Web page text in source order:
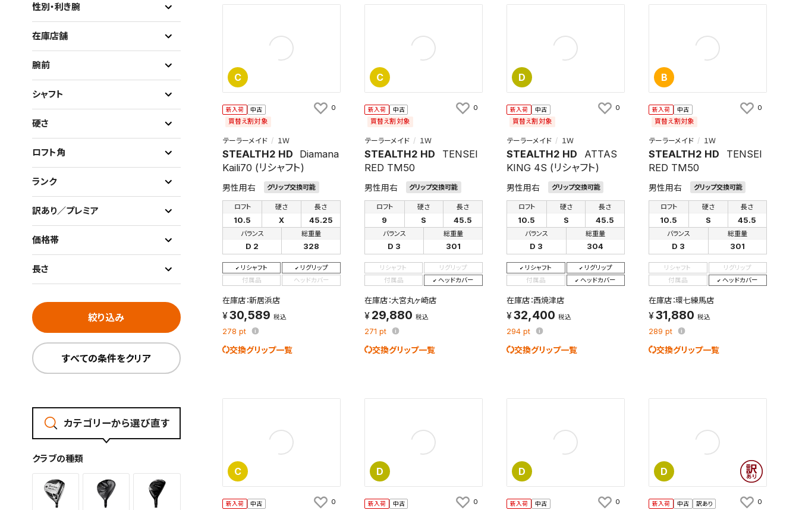
C
新入荷 中古
買替え割対象
テーラーメイド １Ｗ
STEALTH2 HD
Diamana
Kaili70 (リシャフト)
男性用右 グリップ交換可能
ロフト
10.5
硬さ
X
長さ
45.25
バランス
D 2
総重量
328
リシャフト
リグリップ
付属品
ヘッドカバー
在庫店：新居浜店
30,589 税込
278 pt
交換グリップ一覧
0
C
新入荷 中古
買替え割対象
テーラーメイド １Ｗ
STEALTH2 HD
TENSEI
RED TM50
男性用右 グリップ交換可能
ロフト
9
硬さ
S
長さ
45.5
バランス
D 3
総重量
301
リシャフト
リグリップ
付属品
ヘッドカバー
在庫店：大宮丸ヶ崎店
29,880 税込
271 pt
交換グリップ一覧
0
D
新入荷 中古
買替え割対象
テーラーメイド １Ｗ
STEALTH2 HD
ATTAS
KING 4S (リシャフト)
男性用右 グリップ交換可能
ロフト
10.5
硬さ
S
長さ
45.5
バランス
D 3
総重量
304
リシャフト
リグリップ
付属品
ヘッドカバー
在庫店：西焼津店
32,400 税込
294 pt
交換グリップ一覧
0
B
新入荷 中古
買替え割対象
テーラーメイド １Ｗ
STEALTH2 HD
TENSEI
RED TM50
男性用右 グリップ交換可能
ロフト
10.5
硬さ
S
長さ
45.5
バランス
D 3
総重量
301
リシャフト
リグリップ
付属品
ヘッドカバー
在庫店：環七練馬店
31,880 税込
289pt
交換グリップ一覧
0
C
新入荷 中古 0
D
新入荷 中古 0
D
新入荷 中古 0
D
新入荷 中古 訳あり 0
性別・利き腕
在庫店舗
腕前
シャフト
硬さ
ロフト角
ランク
訳あり／プレミア
価格帯
長さ
絞り込み
すべての条件をクリア
カテゴリーから選び直す
クラブの種類